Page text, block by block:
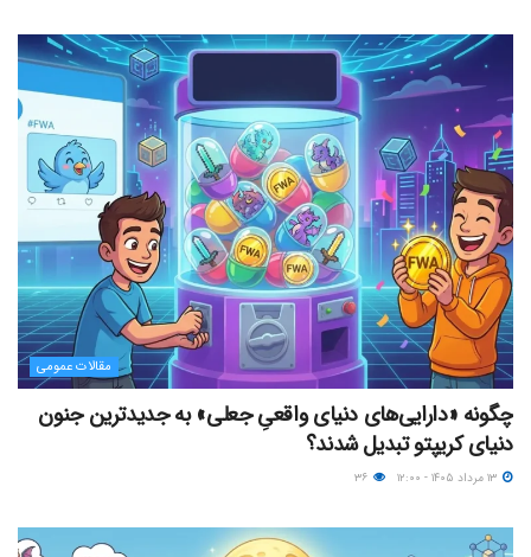
مقالات عمومی
چگونه «دارایی‌های دنیای واقعیِ جعلی» به جدیدترین جنون
دنیای کریپتو تبدیل شدند؟